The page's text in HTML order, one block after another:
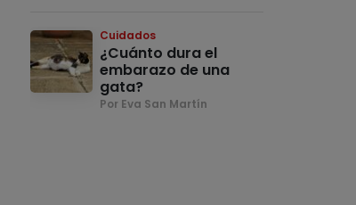
Cuidados
¿Cuánto dura el
embarazo de una
gata?
Por Eva San Martín